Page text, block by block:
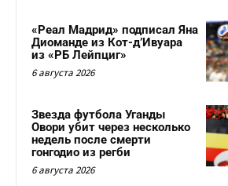
«Реал Мадрид» подписал Яна
Диоманде из Кот-д’Ивуара
из «РБ Лейпциг»
6 августа 2026
Звезда футбола Уганды
Овори убит через несколько
недель после смерти
гонгодио из регби
6 августа 2026